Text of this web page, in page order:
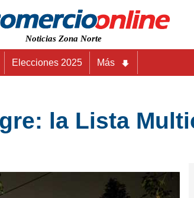
Noticias Zona Norte
Elecciones 2025 Más
la Lista